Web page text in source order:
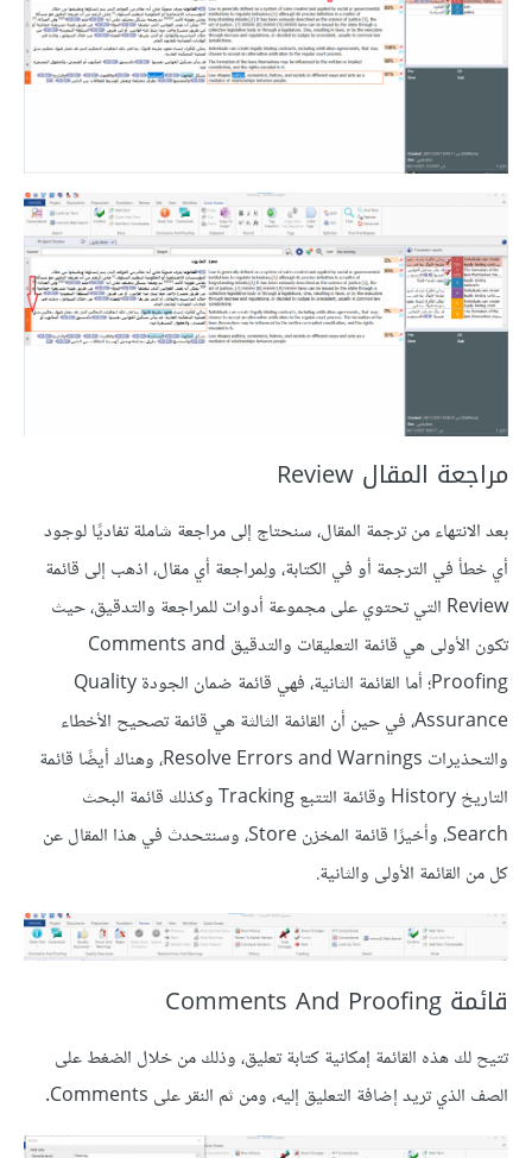
مراجعة المقال Review
بعد الانتهاء من ترجمة المقال، سنحتاج إلى مراجعة شاملة تفاديًا لوجود
أي خطأ في الترجمة أو في الكتابة، ولِمراجعة أي مقال، اذهب إلى قائمة
Review التي تحتوي على مجموعة أدوات للمراجعة والتدقيق، حيث
تكون الأولى هي قائمة التعليقات والتدقيق Comments and
Proofing؛ أما القائمة الثانية، فهي قائمة ضمان الجودة Quality
Assurance، في حين أن القائمة الثالثة هي قائمة تصحيح الأخطاء
والتحذيرات Resolve Errors and Warnings، وهناك أيضًا قائمة
التاريخ History وقائمة التتبع Tracking وكذلك قائمة البحث
Search، وأخيرًا قائمة المخزن Store، وسنتحدث في هذا المقال عن
كل من القائمة الأولى والثانية.
قائمة Comments And Proofing
تتيح لك هذه القائمة إمكانية كتابة تعليق، وذلك من خلال الضغط على
الصف الذي تريد إضافة التعليق إليه، ومن ثم النقر على Comments.